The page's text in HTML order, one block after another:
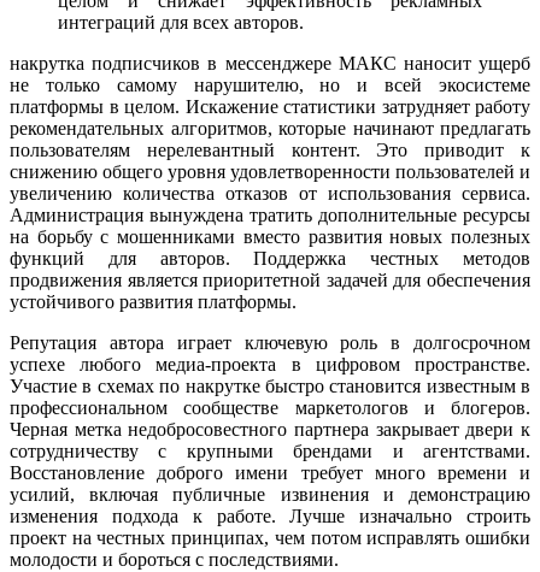
интеграций для всех авторов.
накрутка подписчиков в мессенджере МАКС наносит ущерб
не только самому нарушителю, но и всей экосистеме
платформы в целом. Искажение статистики затрудняет работу
рекомендательных алгоритмов, которые начинают предлагать
пользователям нерелевантный контент. Это приводит к
снижению общего уровня удовлетворенности пользователей и
увеличению количества отказов от использования сервиса.
Администрация вынуждена тратить дополнительные ресурсы
на борьбу с мошенниками вместо развития новых полезных
функций для авторов. Поддержка честных методов
продвижения является приоритетной задачей для обеспечения
устойчивого развития платформы.
Репутация автора играет ключевую роль в долгосрочном
успехе любого медиа-проекта в цифровом пространстве.
Участие в схемах по накрутке быстро становится известным в
профессиональном сообществе маркетологов и блогеров.
Черная метка недобросовестного партнера закрывает двери к
сотрудничеству с крупными брендами и агентствами.
Восстановление доброго имени требует много времени и
усилий, включая публичные извинения и демонстрацию
изменения подхода к работе. Лучше изначально строить
проект на честных принципах, чем потом исправлять ошибки
молодости и бороться с последствиями.